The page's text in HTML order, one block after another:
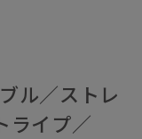
ル／ストレ
ライプ／